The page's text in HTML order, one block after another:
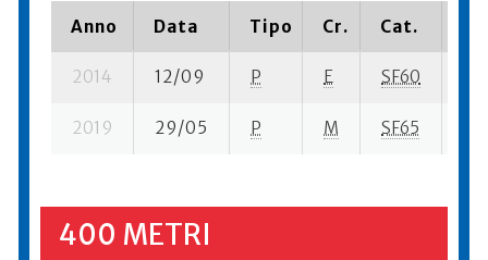
Anno Data Tipo Cr. Cat.
2014 12/09 P E SF60
2019 29/05 P M SF65
400 METRI